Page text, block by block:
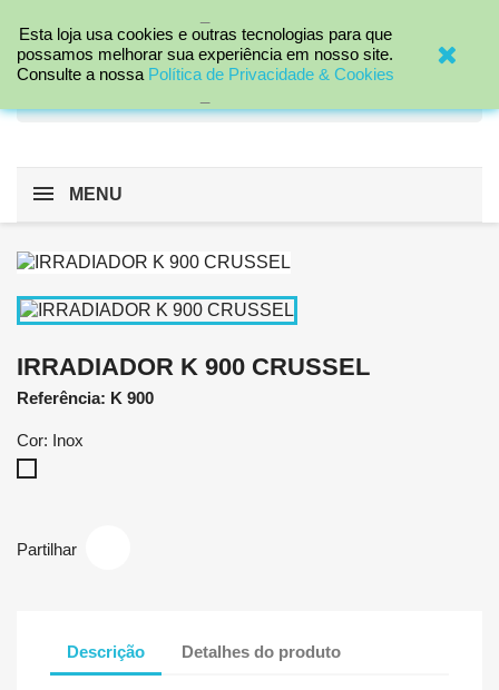

MENU
IRRADIADOR K 900 CRUSSEL
Referência: K 900
Cor: Inox
Partilhar
Descrição Detalhes do produto
Esta loja usa cookies e outras tecnologias para que
possamos melhorar sua experiência em nosso site.
Consulte a nossa Política de Privacidade & Cookies